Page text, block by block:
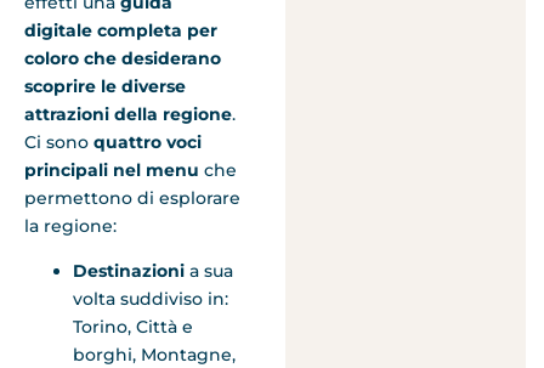
digitale completa per
coloro che desiderano
scoprire le diverse
attrazioni della regione.
Ci sono quattro voci
principali nel menu che
permettono di esplorare
la regione:
Destinazioni a sua
volta suddiviso in:
Torino, Città e
borghi, Montagne,